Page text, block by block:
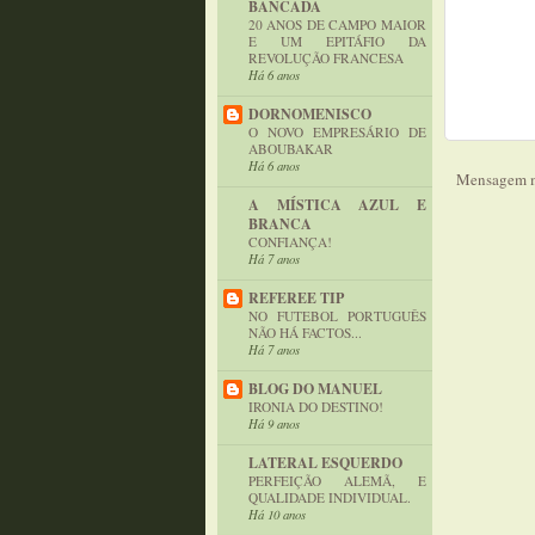
BANCADA
20 ANOS DE CAMPO MAIOR
E UM EPITÁFIO DA
REVOLUÇÃO FRANCESA
Há 6 anos
DORNOMENISCO
O NOVO EMPRESÁRIO DE
ABOUBAKAR
Há 6 anos
A MÍSTICA AZUL E
BRANCA
CONFIANÇA!
Há 7 anos
REFEREE TIP
NO FUTEBOL PORTUGUÊS
NÃO HÁ FACTOS...
Há 7 anos
BLOG DO MANUEL
IRONIA DO DESTINO!
Há 9 anos
LATERAL ESQUERDO
PERFEIÇÃO ALEMÃ, E
QUALIDADE INDIVIDUAL.
Há 10 anos
Mensagem